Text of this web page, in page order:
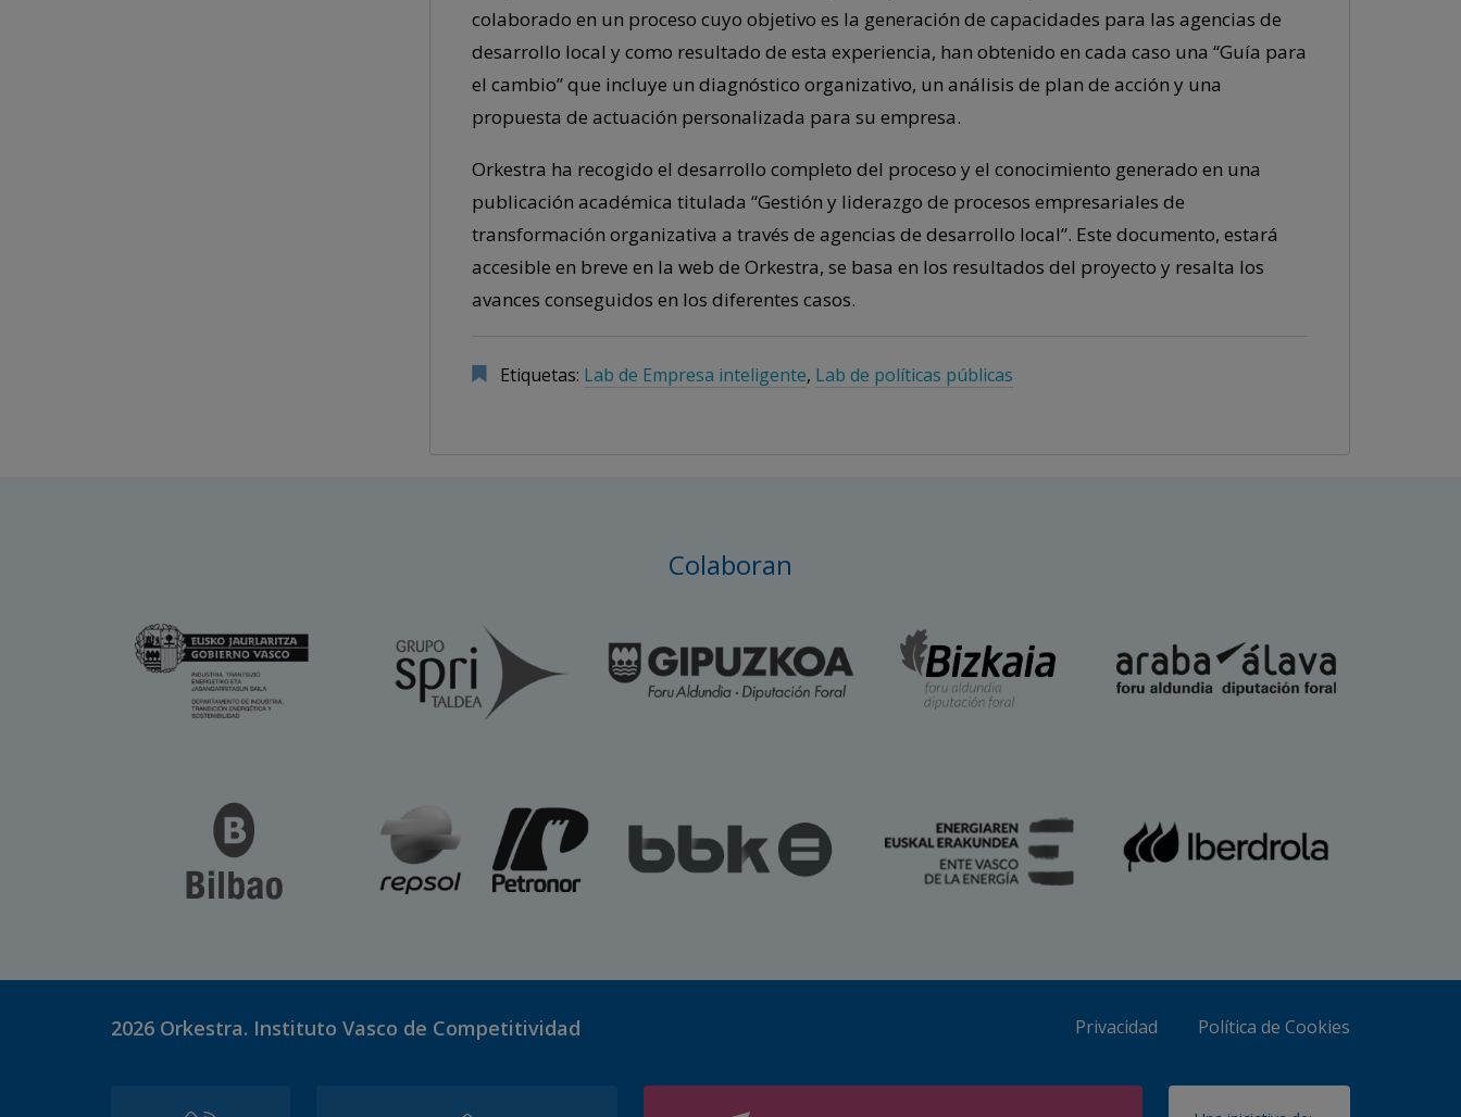
colaborado en un proceso cuyo objetivo es la generación de capacidades para las agencias de
desarrollo local y como resultado de esta experiencia, han obtenido en cada caso una “Guía para
el cambio” que incluye un diagnóstico organizativo, un análisis de plan de acción y una
propuesta de actuación personalizada para su empresa.
Orkestra ha recogido el desarrollo completo del proceso y el conocimiento generado en una
publicación académica titulada “Gestión y liderazgo de procesos empresariales de
transformación organizativa a través de agencias de desarrollo local”. Este documento, estará
accesible en breve en la web de Orkestra, se basa en los resultados del proyecto y resalta los
avances conseguidos en los diferentes casos.
Etiquetas: Lab de Empresa inteligente, Lab de políticas públicas
Colaboran
2026 Orkestra. Instituto Vasco de Competitividad Privacidad Política de Cookies